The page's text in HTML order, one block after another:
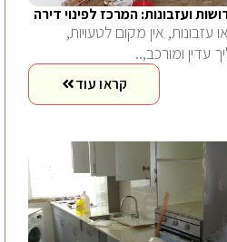
ועזבונות: המרכז לפינוי דירה
או עזבונות, אין מקום לטעויות,
עדין ומורכב,..
קראו עוד